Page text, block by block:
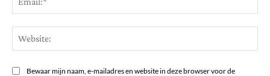
Bewaar mijn naam, e-mailadres en website in deze browser voor de